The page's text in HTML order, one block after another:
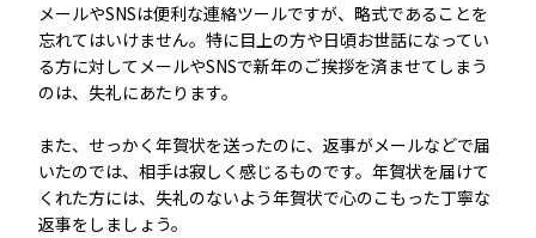
メールやSNSは便利な連絡ツールですが、略式であることを
忘れてはいけません。特に目上の方や日頃お世話になってい
る方に対してメールやSNSで新年のご挨拶を済ませてしまう
のは、失礼にあたります。
また、せっかく年賀状を送ったのに、返事がメールなどで届
いたのでは、相手は寂しく感じるものです。年賀状を届けて
くれた方には、失礼のないよう年賀状で心のこもった丁寧な
返事をしましょう。